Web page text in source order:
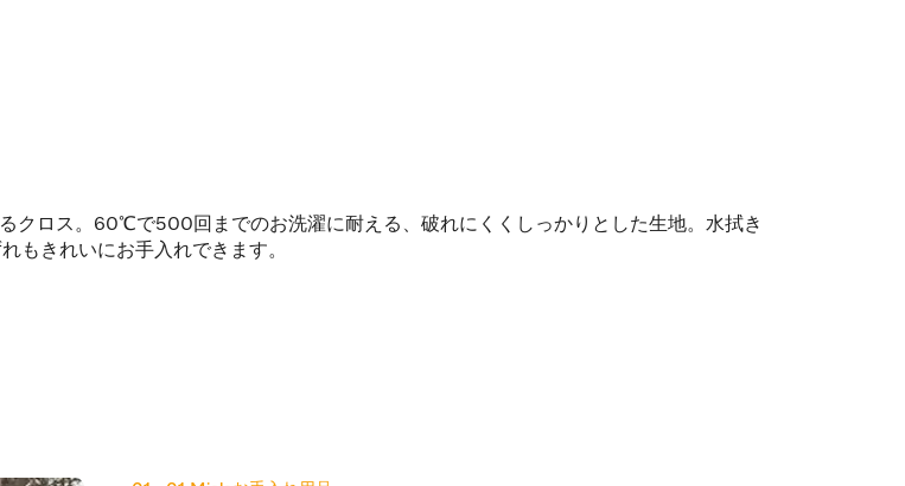
クロス。60℃で500回までのお洗濯に耐える、破れにくくしっかりとした生地。水拭き
もきれいにお手入れできます。